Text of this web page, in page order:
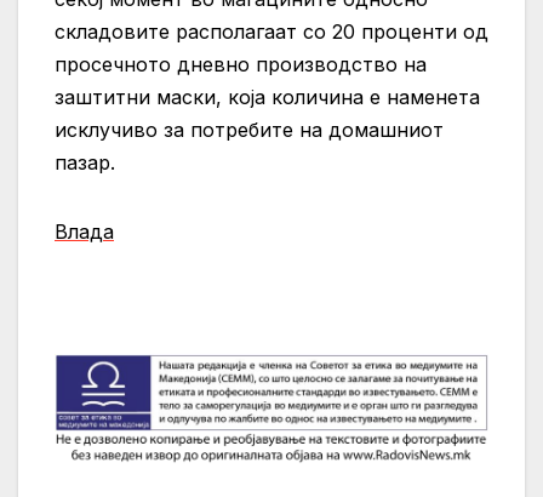
складовите располагаат со 20 проценти од
просечното дневно производство на
заштитни маски, која количина е наменета
исклучиво за потребите на домашниот
пазар.
Влада